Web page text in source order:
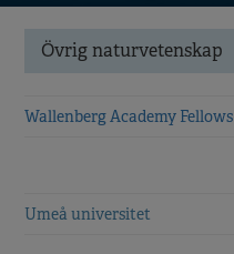
Övrig naturvetenskap
Wallenberg Academy Fellows
Umeå universitet